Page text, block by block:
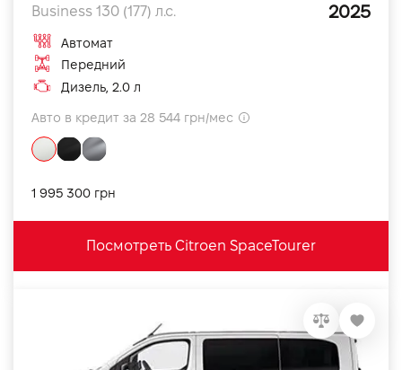
Business 130 (177) л.с. 2025
Автомат
Передний
Дизель, 2.0 л
Авто в кредит за 28 544 грн/мес
1 995 300 грн
Посмотреть Citroen SpaceTourer